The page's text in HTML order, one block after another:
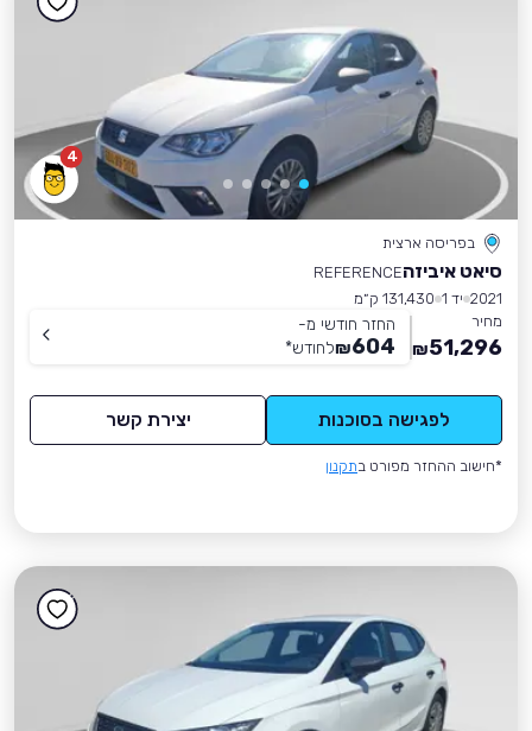
4
בפריסה ארצית
סיאט איביזהREFERENCE
2021 יד 1
131,430 ק״מ
מחיר
51,296
₪
החזר חודשי מ-
604
₪לחודש*
לפגישה בסוכנות יצירת קשר
*חישוב ההחזר מפורט בתקנון